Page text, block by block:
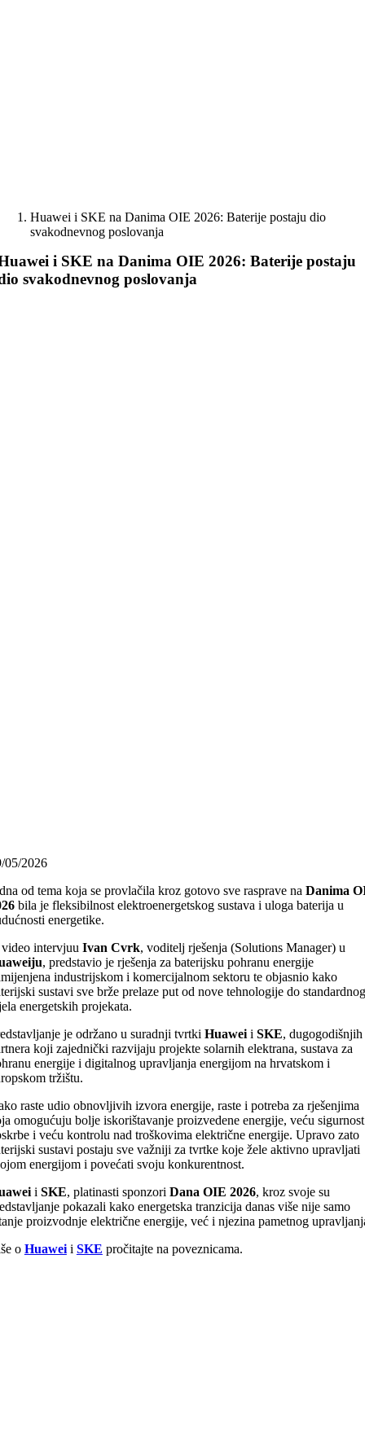
Huawei i SKE na Danima OIE 2026: Baterije postaju dio
svakodnevnog poslovanja
i SKE na Danima OIE 2026: Baterije postaju
svakodnevnog poslovanja
05/2026
od tema koja se provlačila kroz gotovo sve rasprave na Danima
bila je fleksibilnost elektroenergetskog sustava i uloga baterija u
energetike.
intervjuu Ivan Cvrk, voditelj rješenja (Solutions Manager) u
, predstavio je rješenja za baterijsku pohranu energije
industrijskom i komercijalnom sektoru te objasnio kako
sustavi sve brže prelaze put od nove tehnologije do standardnog
energetskih projekata.
je održano u suradnji tvrtki Huaweii SKE, dugogodišnjih
koji zajednički razvijaju projekte solarnih elektrana, sustava za
energije i digitalnog upravljanja energijom na hrvatskom i
tržištu.
raste udio obnovljivih izvora energije, raste i potreba za rješenjima
omogućuju bolje iskorištavanje proizvedene energije, veću sigurnost
i veću kontrolu nad troškovima električne energije. Upravo zato
sustavi postaju sve važniji za tvrtke koje žele aktivno upravljati
energijom i povećati svoju konkurentnost.
i SKE, platinasti sponzori Dana OIE 2026, kroz svoje su
pokazali kako energetska tranzicija danas više nije samo
proizvodnje električne energije, već i njezina pametnog
o Huaweii SKE pročitajte na poveznicama.